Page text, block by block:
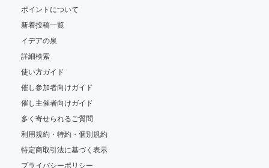
ポイントについて
新着投稿一覧
イデアの泉
詳細検索
使い方ガイド
催し参加者向けガイド
催し主催者向けガイド
多く寄せられるご質問
利用規約・特約・個別規約
特定商取引法に基づく表示
プライバシーポリシー